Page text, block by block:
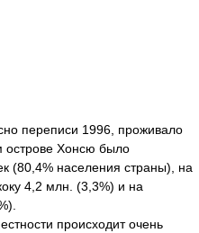
переписи 1996, проживало
острове Хонсю было
(80,4% населения страны), на
4,2 млн. (3,3%) и на
происходит очень